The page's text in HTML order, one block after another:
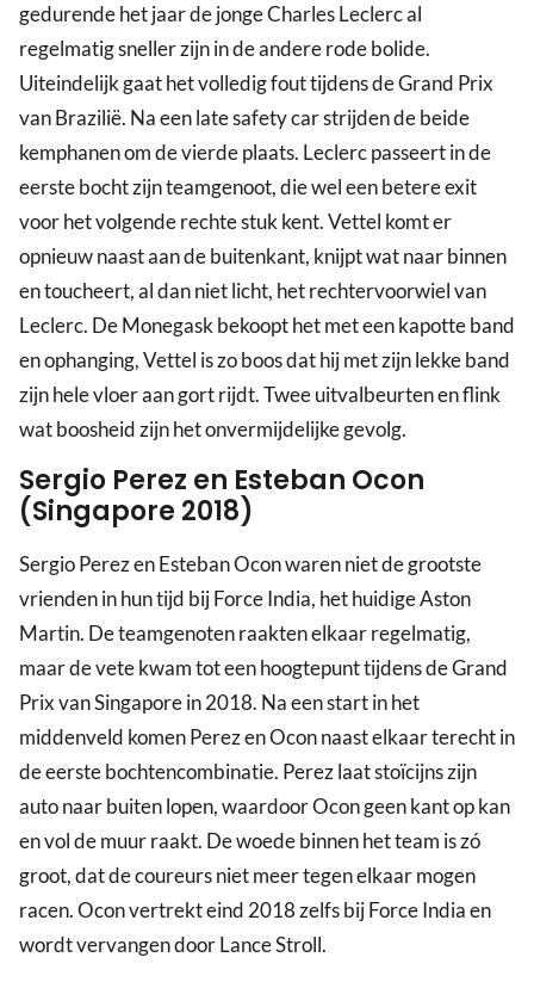
gedurende het jaar de jonge Charles Leclerc al
regelmatig sneller zijn in de andere rode bolide.
Uiteindelijk gaat het volledig fout tijdens de Grand Prix
van Brazilië. Na een late safety car strijden de beide
kemphanen om de vierde plaats. Leclerc passeert in de
eerste bocht zijn teamgenoot, die wel een betere exit
voor het volgende rechte stuk kent. Vettel komt er
opnieuw naast aan de buitenkant, knijpt wat naar binnen
en toucheert, al dan niet licht, het rechtervoorwiel van
Leclerc. De Monegask bekoopt het met een kapotte band
en ophanging, Vettel is zo boos dat hij met zijn lekke band
zijn hele vloer aan gort rijdt. Twee uitvalbeurten en flink
wat boosheid zijn het onvermijdelijke gevolg.
Sergio Perez en Esteban Ocon
(Singapore 2018)
Sergio Perez en Esteban Ocon waren niet de grootste
vrienden in hun tijd bij Force India, het huidige Aston
Martin. De teamgenoten raakten elkaar regelmatig,
maar de vete kwam tot een hoogtepunt tijdens de Grand
Prix van Singapore in 2018. Na een start in het
middenveld komen Perez en Ocon naast elkaar terecht in
de eerste bochtencombinatie. Perez laat stoïcijns zijn
auto naar buiten lopen, waardoor Ocon geen kant op kan
en vol de muur raakt. De woede binnen het team is zó
groot, dat de coureurs niet meer tegen elkaar mogen
racen. Ocon vertrekt eind 2018 zelfs bij Force India en
wordt vervangen door Lance Stroll.